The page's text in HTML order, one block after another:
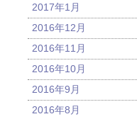
2017年1月
2016年12月
2016年11月
2016年10月
2016年9月
2016年8月